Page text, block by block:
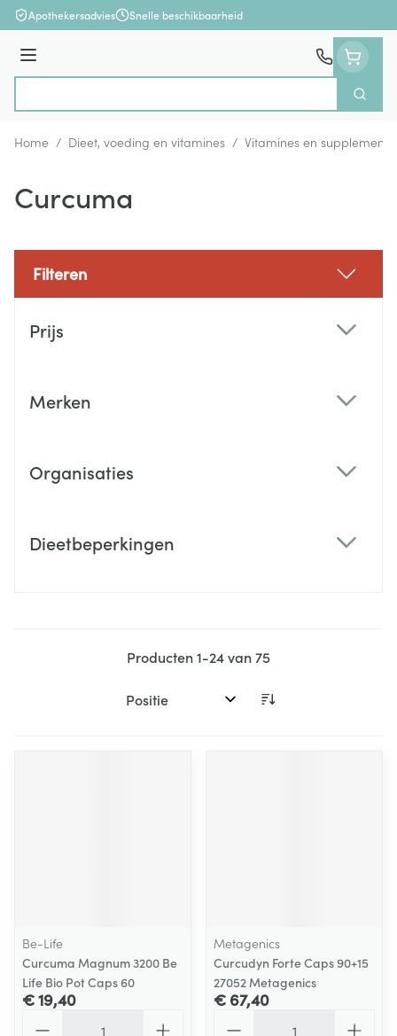
Ga naar de inhoud
Apothekersadvies Snelle beschikbaarheid
Menu
Zoek
Home / Dieet, voeding en vitamines / Vitamines en
Curcuma
Filteren
Prijs
Merken
Organisaties
Dieetbeperkingen
Producten1-24van75
Sorteer op:
Be-Life
Curcuma Magnum 3200 Be
Life Bio Pot Caps 60
€ 19,40
Metagenics
Curcudyn Forte Caps 90+15
27052 Metagenics
€ 67,40